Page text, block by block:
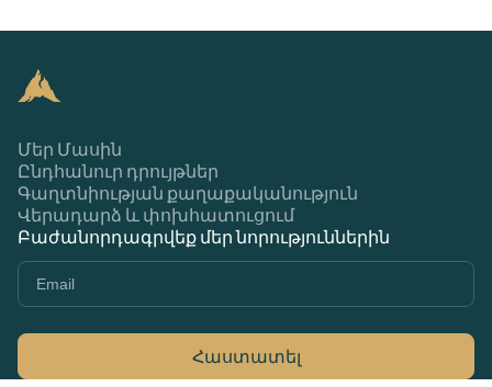
Մեր Մասին
Ընդհանուր դրույթներ
Գաղտնիության քաղաքականություն
Վերադարձ և փոխհատուցում
Բաժանորդագրվեք մեր նորություններին
Հաստատել